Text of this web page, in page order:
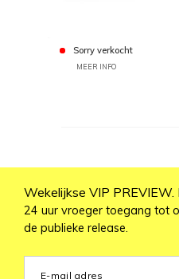
Sorry verkocht
MEER INFO
Wekelijkse VIP PREVIEW.
24 uur vroeger toegang tot
de publieke release.